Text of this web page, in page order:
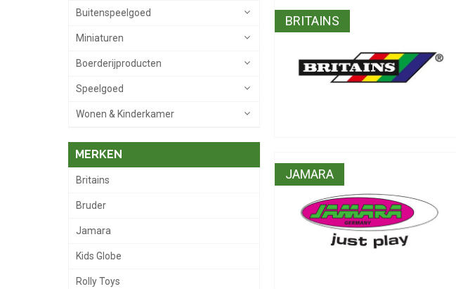
Buitenspeelgoed
Miniaturen
Boerderijproducten
Speelgoed
Wonen & Kinderkamer
MERKEN
Britains
Bruder
Jamara
Kids Globe
Rolly Toys
BRITAINS
JAMARA